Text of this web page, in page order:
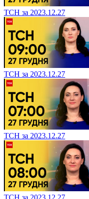
ТСН за 2023.12.27
ТСН за 2023.12.27
ТСН за 2023.12.27
ТСН за 2023.12.27